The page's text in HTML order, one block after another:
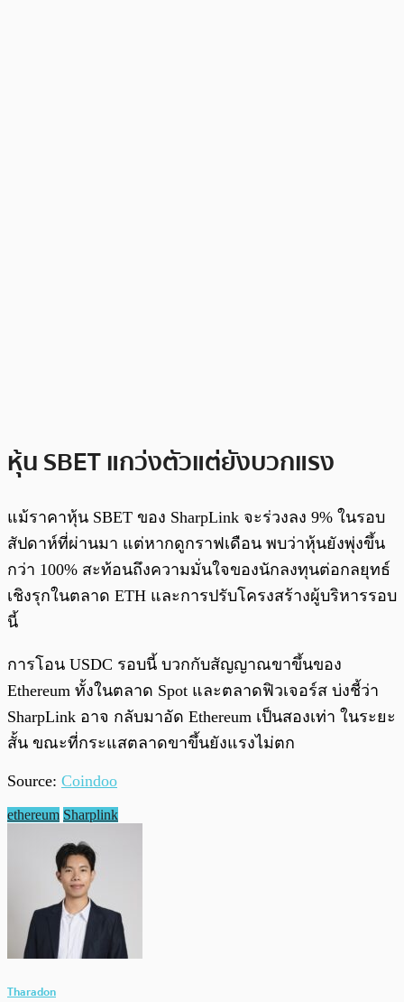
หุ้น SBET แกว่งตัวแต่ยังบวกแรง
แม้ราคาหุ้น SBET ของ SharpLink จะร่วงลง 9% ในรอบ
สัปดาห์ที่ผ่านมา แต่หากดูกราฟเดือน พบว่าหุ้นยังพุ่งขึ้น
กว่า 100% สะท้อนถึงความมั่นใจของนักลงทุนต่อกลยุทธ์
เชิงรุกในตลาด ETH และการปรับโครงสร้างผู้บริหารรอบ
นี้
การโอน USDC รอบนี้ บวกกับสัญญาณขาขึ้นของ
Ethereum ทั้งในตลาด Spot และตลาดฟิวเจอร์ส บ่งชี้ว่า
SharpLink อาจ กลับมาอัด Ethereum เป็นสองเท่า ในระยะ
สั้น ขณะที่กระแสตลาดขาขึ้นยังแรงไม่ตก
Source: Coindoo
ethereum Sharplink
Tharadon